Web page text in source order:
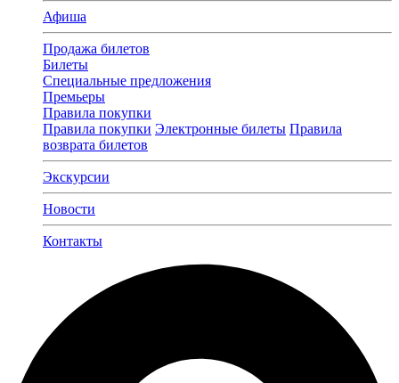
Афиша
Продажа билетов
Билеты
Специальные предложения
Премьеры
Правила покупки
Правила покупки Электронные билеты Правила
возврата билетов
Экскурсии
Новости
Контакты